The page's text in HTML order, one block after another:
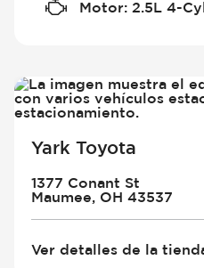
Motor: 2.5L 4-
Yark Toyota
1377 Conant St
Maumee, OH 43537
Ver detalles de la